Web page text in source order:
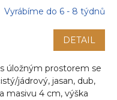
Vyrábíme do 6 - 8 týdnů
DETAIL
úložným prostorem se
jádrový, jasan, dub,
masivu 4 cm, výška